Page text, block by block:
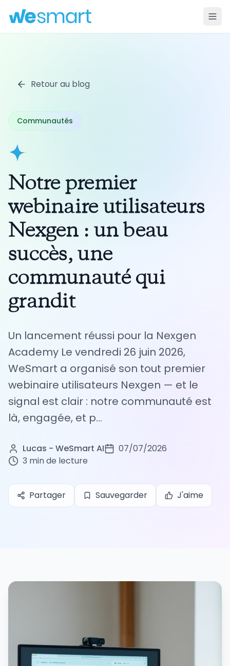
Retour au blog
Communautés
Notre premier
webinaire utilisateurs
Nexgen : un beau
succès, une
communauté qui
grandit
Un lancement réussi pour la Nexgen
Academy Le vendredi 26 juin 2026,
WeSmart a organisé son tout premier
webinaire utilisateurs Nexgen — et le
signal est clair : notre communauté est
là, engagée, et p...
Lucas - WeSmart AI
07/07/2026
3 min de lecture
Partager Sauvegarder J'aime